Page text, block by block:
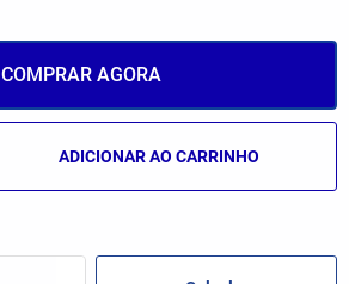
COMPRAR AGORA
ADICIONAR AO CARRINHO